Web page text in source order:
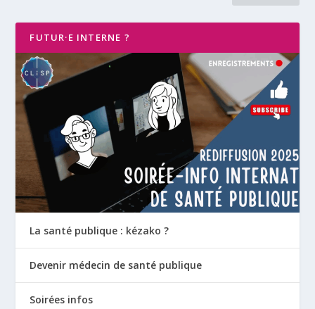
FUTUR·E INTERNE ?
La santé publique : kézako ?
Devenir médecin de santé publique
Soirées infos